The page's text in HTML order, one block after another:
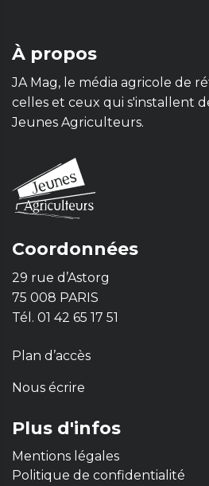
À propos
JA Mag, le média agricole de
celles et ceux qui s'installent
Jeunes Agriculteurs.
Coordonnées
29 rue d’Astorg
75 008 PARIS
Tél. 01 42 65 17 51
Plan d’accès
Nous écrire
Plus d'infos
Mentions légales
Politique de confidentialité